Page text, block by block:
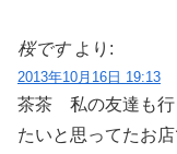
桜です より:
2013年10月16日 19:13
茶茶 私の友達も
たいと思ってたお